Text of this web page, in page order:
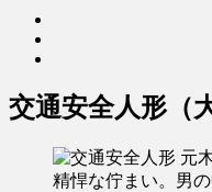
交通安全人形（
精悍な佇まい。男の